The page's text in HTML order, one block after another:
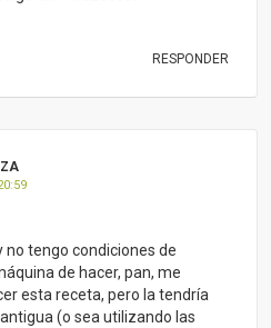
RESPONDER
no tengo condiciones de
de hacer, pan, me
esta receta, pero la tendría
(o sea utilizando las